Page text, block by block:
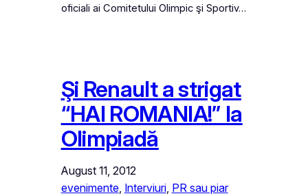
oficiali ai Comitetului Olimpic şi Sportiv…
Şi Renault a strigat
“HAI ROMANIA!” la
Olimpiadă
August 11, 2012
evenimente, Interviuri, PR sau piar